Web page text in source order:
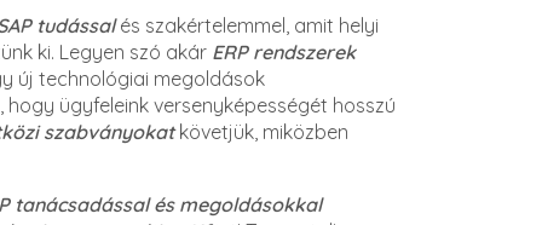
tudássalés szakértelemmel, amit helyi
ki. Legyen szó akár ERP rendszerek
új technológiai megoldások
ügyfeleink versenyképességét hosszú
szabványokatkövetjük, miközben
tanácsadással és megoldásokkal